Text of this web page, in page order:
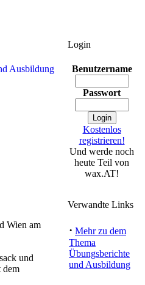
Wien am
und
dem
Login
Benutzername
Passwort
Kostenlos
registrieren!
Und werde noch
heute Teil von
wax.AT!
Verwandte Links
· Mehr zu dem
Thema
Übungsberichte
und Ausbildung